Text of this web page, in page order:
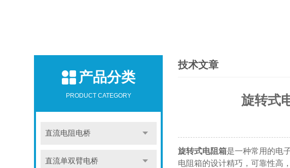
产品分类
PRODUCT CATEGORY
直流电阻电桥
直流单双臂电桥
技术文章
旋转式
旋转式电阻箱是一种常用的电
电阻箱的设计精巧，可靠性高